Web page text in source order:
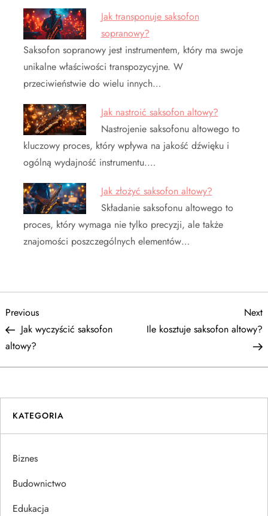
Jak transponuje saksofon
sopranowy?
Saksofon sopranowy jest instrumentem, który ma swoje
unikalne właściwości transpozycyjne. W
przeciwieństwie do wielu innych…
Jak nastroić saksofon altowy?
Nastrojenie saksofonu altowego to
kluczowy proces, który wpływa na jakość dźwięku i
ogólną wydajność instrumentu.…
Jak złożyć saksofon altowy?
Składanie saksofonu altowego to
proces, który wymaga nie tylko precyzji, ale także
znajomości poszczególnych elementów…
N
a
w
i
g
a
c
Previous
Post
Previous
Jak wyczyścić saksofon
altowy?
Next
Ile kosztuje saksofon altowy?
KATEGORIA
Biznes
Budownictwo
Edukacja